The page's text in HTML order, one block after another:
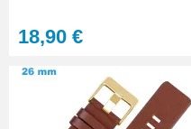
9,90 €
18,90 €